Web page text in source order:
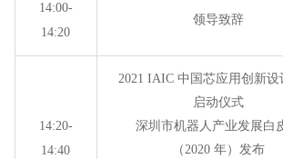
14:00-
14:20
领导致辞
14:20-
14:40
2021 IAIC 中国芯应用创新设
启动仪式
深圳市机器人产业发展白
（2020 年）发布